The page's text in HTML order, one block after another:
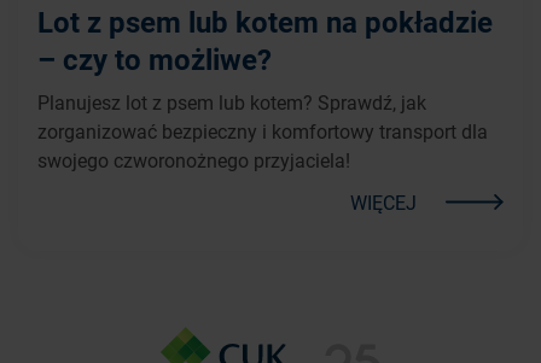
Lot z psem lub kotem na pokładzie
– czy to możliwe?
Planujesz lot z psem lub kotem? Sprawdź, jak
zorganizować bezpieczny i komfortowy transport dla
swojego czworonożnego przyjaciela!
WIĘCEJ